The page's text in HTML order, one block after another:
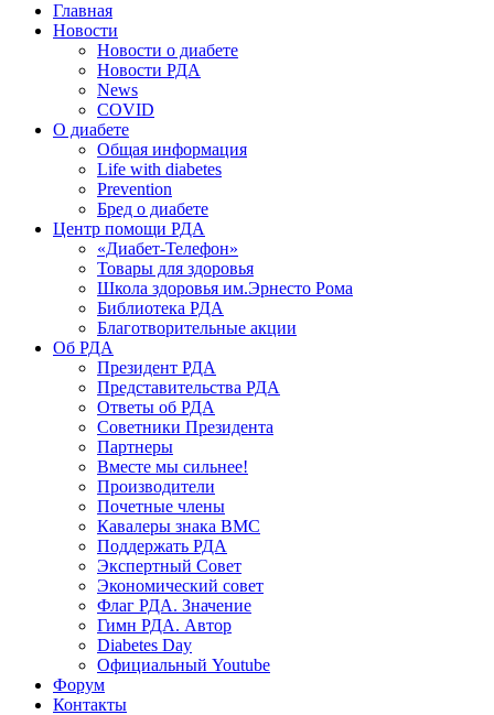
Главная
Новости
Новости о диабете
Новости РДА
News
COVID
О диабете
Общая информация
Life with diabetes
Prevention
Бред о диабете
Центр помощи РДА
«Диабет-Телефон»
Товары для здоровья
Школа здоровья им.Эрнесто Рома
Библиотека РДА
Благотворительные акции
Об РДА
Президент РДА
Представительства РДА
Ответы об РДА
Советники Президента
Партнеры
Вместе мы сильнее!
Производители
Почетные члены
Кавалеры знака ВМС
Поддержать РДА
Экспертный Совет
Экономический совет
Флаг РДА. Значение
Гимн РДА. Автор
Diabetes Day
Официальный Youtube
Форум
Контакты